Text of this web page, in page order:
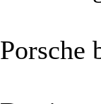
Porsche